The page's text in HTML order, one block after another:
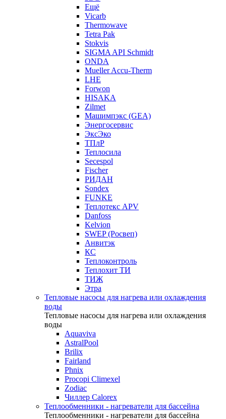
Ещё
Vicarb
Thermowave
Tetra Pak
Stokvis
SIGMA API Schmidt
ONDA
Mueller Accu-Therm
LHE
Forwon
HISAKA
Zilmet
Машимпэкс (GEA)
Энергосервис
ЭксЭко
ТПлР
Теплосила
Secespol
Fischer
РИДАН
Sondex
FUNKE
Теплотекс APV
Danfoss
Kelvion
SWEP (Росвеп)
Анвитэк
КС
Теплоконтроль
Теплохит ТИ
ТИЖ
Этра
Тепловые насосы для нагрева или охлаждения
воды
Тепловые насосы для нагрева или охлаждения
воды
Aquaviva
AstralPool
Brilix
Fairland
Phnix
Procopi Climexel
Zodiac
Чиллер Calorex
Теплообменники - нагреватели для бассейна
Теплообменники - нагреватели для бассейна